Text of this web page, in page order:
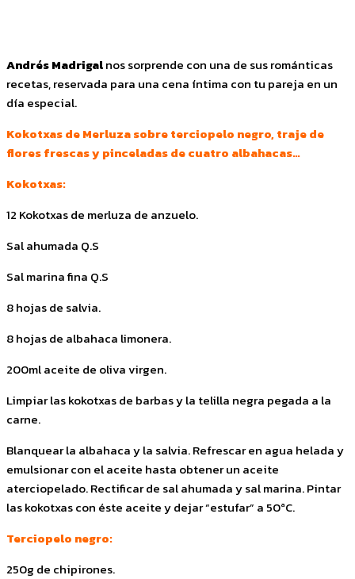
Andrés Madrigalnos sorprende con una de sus románticas
recetas, reservada para una cena íntima con tu pareja en un
día especial.
Kokotxas de Merluza sobre terciopelo negro, traje de
flores frescas y pinceladas de cuatro albahacas…
Kokotxas:
12 Kokotxas de merluza de anzuelo.
Sal ahumada Q.S
Sal marina fina Q.S
8 hojas de salvia.
8 hojas de albahaca limonera.
200ml aceite de oliva virgen.
Limpiar las kokotxas de barbas y la telilla negra pegada a la
carne.
Blanquear la albahaca y la salvia. Refrescar en agua helada y
emulsionar con el aceite hasta obtener un aceite
aterciopelado. Rectificar de sal ahumada y sal marina. Pintar
las kokotxas con éste aceite y dejar “estufar” a 50ªC.
Terciopelo negro:
250g de chipirones.